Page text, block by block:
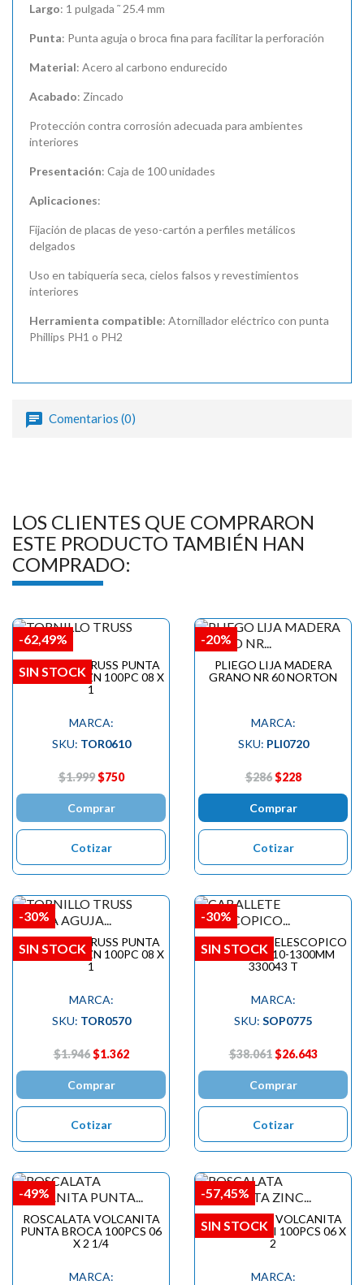
Largo: 1 pulgada ˜ 25.4 mm
Punta: Punta aguja o broca fina para facilitar la perforación
Material: Acero al carbono endurecido
Acabado: Zincado
Protección contra corrosión adecuada para ambientes
interiores
Presentación: Caja de 100 unidades
Aplicaciones:
Fijación de placas de yeso-cartón a perfiles metálicos
delgados
Uso en tabiquería seca, cielos falsos y revestimientos
interiores
Herramienta compatible: Atornillador eléctrico con punta
Phillips PH1 o PH2
Comentarios (0)
LOS CLIENTES QUE COMPRARON
ESTE PRODUCTO TAMBIÉN HAN
COMPRADO:
TORNILLO TRUSS PUNTA
AUTOP.GOL.ZN 100PC 08 X
1
MARCA:
SKU: TOR0610
$1.999 $750
Comprar
Cotizar
-62,49%
SIN STOCK
PLIEGO LIJA MADERA
GRANO NR 60 NORTON
MARCA:
SKU: PLI0720
$286 $228
Comprar
Cotizar
-20%
TORNILLO TRUSS PUNTA
AGUJA GOL ZN 100PC 08 X
1
MARCA:
SKU: TOR0570
$1.946 $1.362
Comprar
Cotizar
-30%
SIN STOCK
CABALLETE TELESCOPICO
680X580X810-1300MM
330043 T
MARCA:
SKU: SOP0775
$38.061 $26.643
Comprar
Cotizar
-30%
SIN STOCK
ROSCALATA VOLCANITA
PUNTA BROCA 100PCS 06
X 2 1/4
MARCA:
-49%
ROSCALATA VOLCANITA
ZINC H.CORRI 100PCS 06 X
2
MARCA:
-57,45%
SIN STOCK